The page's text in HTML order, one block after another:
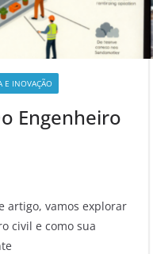
E INOVAÇÃO
Engenheiro
artigo, vamos explorar
civil e como sua